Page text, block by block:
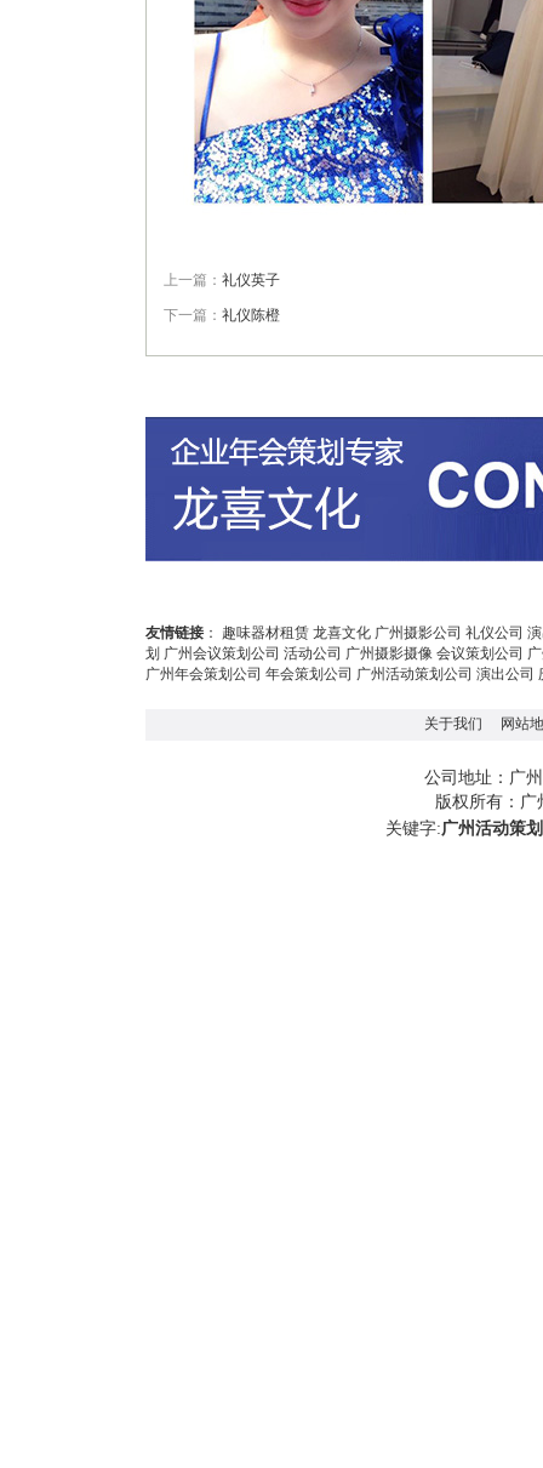
上一篇： 礼仪英子
下一篇： 礼仪陈橙
友情链接 ： 趣味器材租赁 龙喜文化 广州摄影公司 礼仪公司
划 广州会议策划公司 活动公司 广州摄影摄像 会议策划公司
广州年会策划公司 年会策划公司 广州活动策划公司 演出公司
关于我们 网站
公司地址： 广
版权所有： 广
关键字:广州活动策